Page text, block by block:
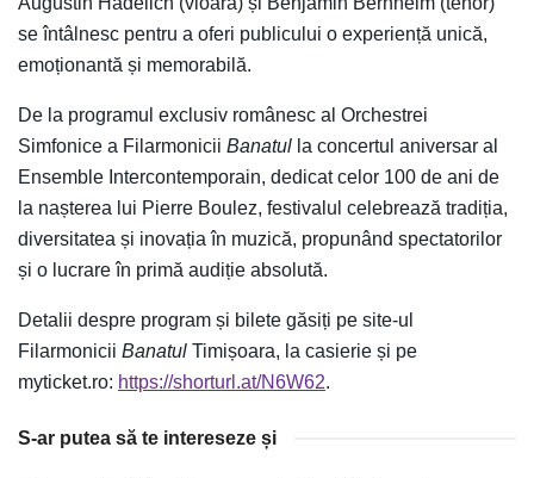
se întâlnesc pentru a oferi publicului o experiență unică,
emoționantă și memorabilă.
De la programul exclusiv românesc al Orchestrei
Simfonice a Filarmonicii Banatul la concertul aniversar al
Ensemble Intercontemporain, dedicat celor 100 de ani de
la nașterea lui Pierre Boulez, festivalul celebrează tradiția,
diversitatea și inovația în muzică, propunând spectatorilor
și o lucrare în primă audiție absolută.
Detalii despre program și bilete găsiți pe site-ul
Filarmonicii Banatul Timișoara, la casierie și pe
myticket.ro: https://shorturl.at/N6W62.
S-ar putea să te intereseze și